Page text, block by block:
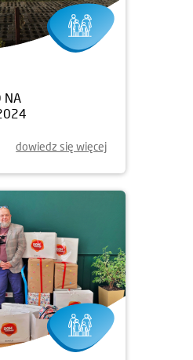
NA
dowiedz się więcej